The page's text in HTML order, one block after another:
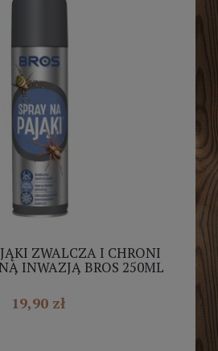
ZWALCZA I CHRONI
INWAZJĄ BROS 250ML
19,90 zł